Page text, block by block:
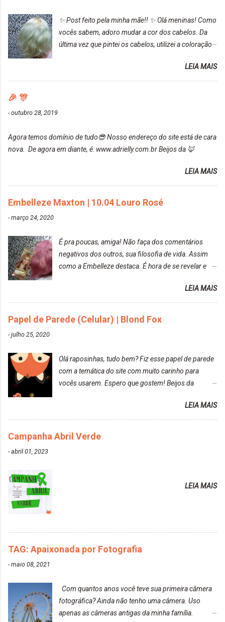
tinta ficava manchado. Meu banheiro inteiro ficou
rosa, minha mão, meu corpo todo, porém, ela tem
uma fixação muito boa (Deu para perceber kkk) Sem
✨ Post feito pela minha mãe!! ✨ Olá meninas! Como
vocês sabem, adoro mudar a cor dos cabelos. Da
última vez que pintei os cabelos, utilizei a coloração
ressaltar que meu cabelo estava platinado. O tom
ficou um rosa antigo, cobriu muito bem e não
de inúmeras lavagens, meu cabelo teve um bom
desbotamento da cor, ele ficou um rosa bem suave,
DekapColor. Adorei o resultado da limpeza. Ficou
DekapColor "Minha mãe é lindaaaaa" Para quem
não conhece, o DekapColor é um p...
LEIA MAIS
🎉 🎊
-outubro 28, 2019
Agora temos domínio de tudo😎 Nosso endereço do site está de cara
nova. De agora em diante, é: www.adrielly.com.br Beijos da 🦊
LEIA MAIS
Embelleze Maxton | 10.04 Louro Rosé
-março 24, 2020
É pra poucas, amiga! Não faça dos comentários
negativos dos outros, sua filosofia de vida. Assim
como a Embelleze destaca. É hora de se revelar e
vip Maxton liberdade para ser mais você Loiro Rosé
10.04. Após 30 minutos no cabelo, retirei o excesso
da tintura no banho e notei que os fios estavam
ressecados (Já ensinamos aqui no site, uma
caseira-cronograma-capilar.html ). Foi difícil retirar o
excesso. É uma tintura fácil de aplicar, o cheiro é
agradável. Cabelo antes da descoloração da raiz:
LIBERDADE PARA SER MAIS VOCÊ 10.04 LOURO
LEIA MAIS
Papel de Parede (Celular) | Blond Fox
-julho 25, 2020
Olá raposinhas, tudo bem? Fiz esse papel de parede
com a temática do site com muito carinho para
vocês usarem. Espero que gostem! Beijos da
LEIA MAIS
Campanha Abril Verde
-abril 01, 2023
LEIA MAIS
TAG: Apaixonada por Fotografia
-maio 08, 2021
Com quantos anos você teve sua primeira câmera
fotográfica? Ainda não tenho uma câmera. Uso
apenas as câmeras antigas da minha família.